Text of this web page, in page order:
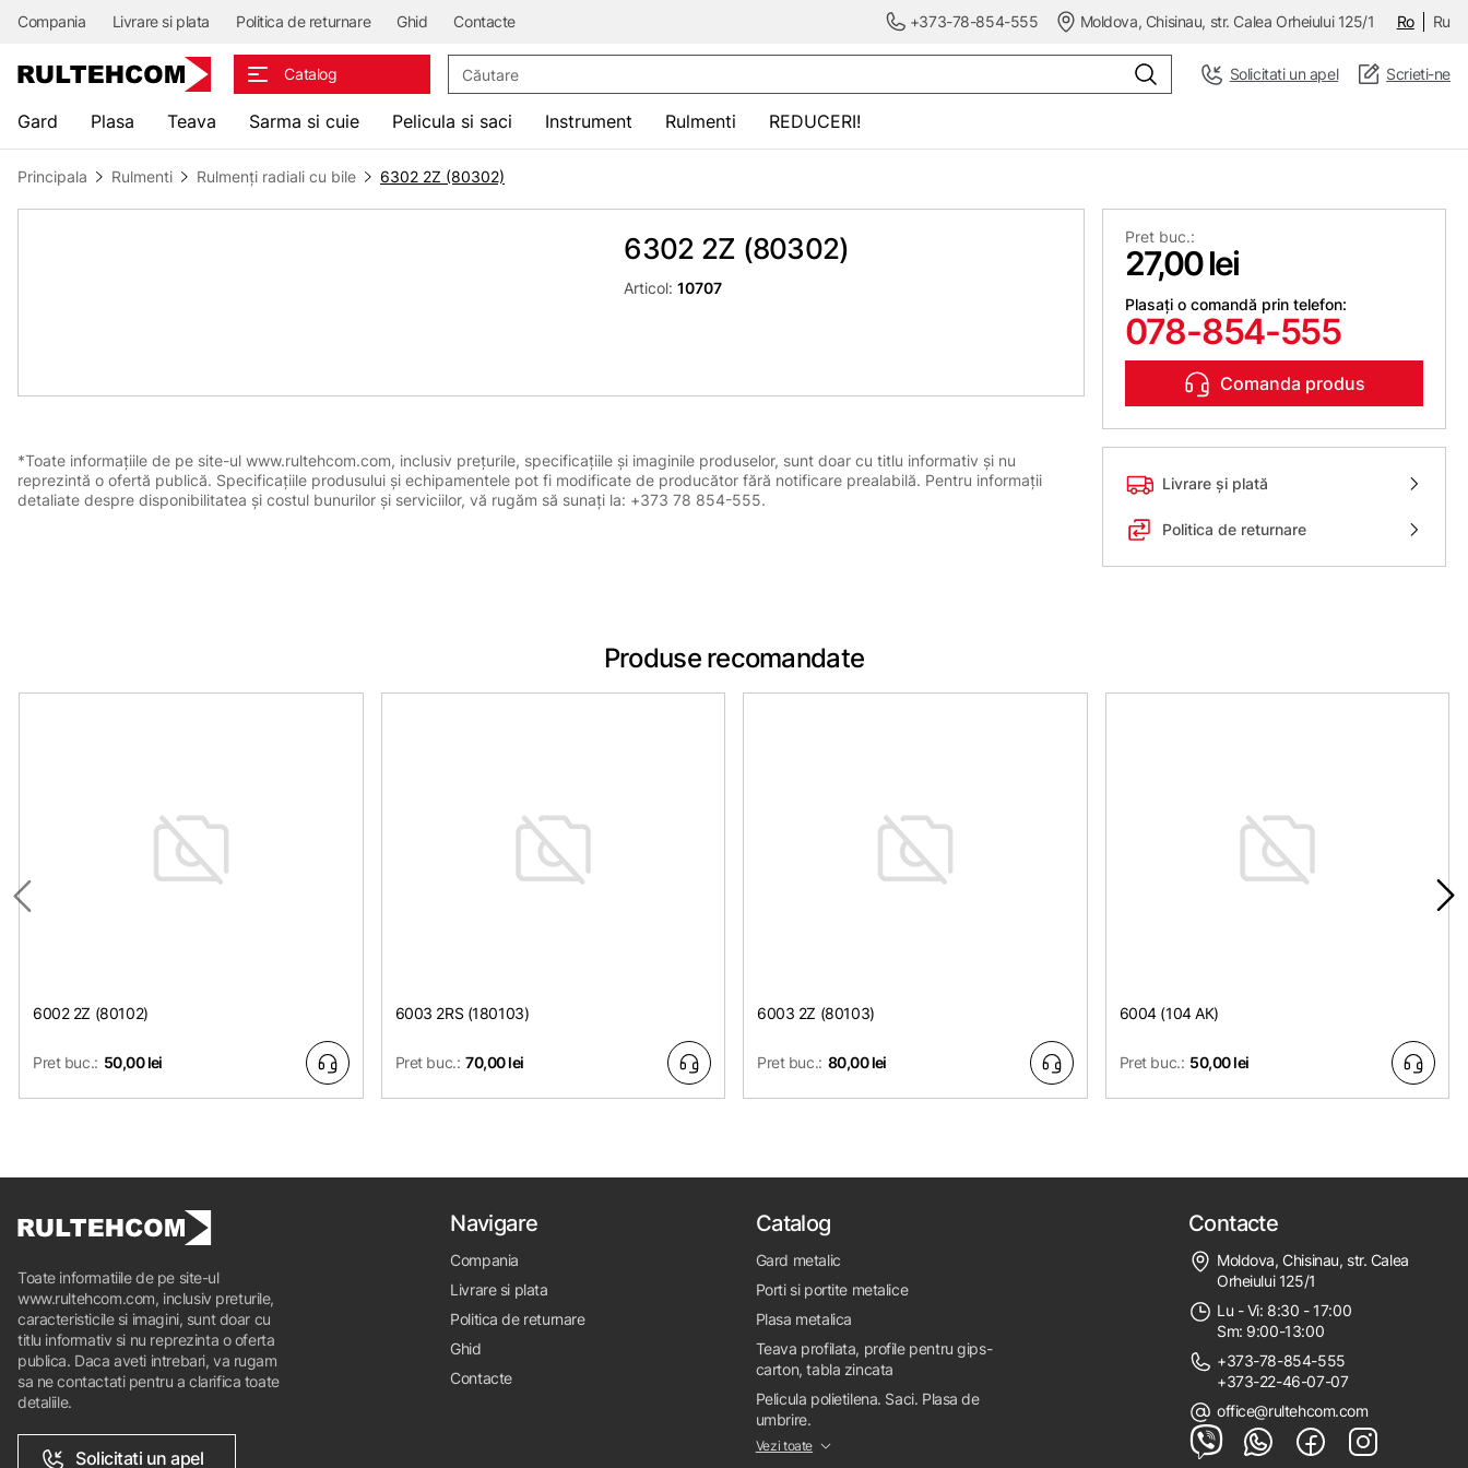
Compania Livrare si plata Politica de returnare Ghid Contacte +373-78-854-555 Moldova, Chisinau, str. Calea Orheiului 125/1 Ro Ru
Catalog Solicitati un apel Scrieti-ne
Gard Plasa Teava Sarma si cuie Pelicula si saci Instrument Rulmenti REDUCERI!
Principala Rulmenti Rulmenți radiali cu bile 6302 2Z (80302)
6302 2Z (80302)
Articol:10707
Pret buc.:
27,00 lei
Plasați o comandă prin telefon:
078-854-555
Comanda produs
Livrare și plată
Politica de returnare
*Toate informațiile de pe site-ul www.rultehcom.com, inclusiv prețurile, specificațiile și imaginile produselor, sunt doar cu titlu informativ și nu
reprezintă o ofertă publică. Specificațiile produsului și echipamentele pot fi modificate de producător fără notificare prealabilă. Pentru informații
detaliate despre disponibilitatea și costul bunurilor și serviciilor, vă rugăm să sunați la: +373 78 854-555.
Produse recomandate
6002 2Z (80102)
Pret buc.: 50,00 lei
6003 2RS (180103)
Pret buc.: 70,00 lei
6003 2Z (80103)
Pret buc.: 80,00 lei
6004 (104 АК)
Pret buc.: 50,00 lei
Toate informatiile de pe site-ul
www.rultehcom.com, inclusiv preturile,
caracteristicile si imagini, sunt doar cu
titlu informativ si nu reprezinta o oferta
publica. Daca aveti intrebari, va rugam
sa ne contactati pentru a clarifica toate
detaliile.
Solicitati un apel
Navigare
Compania
Livrare si plata
Politica de returnare
Ghid
Contacte
Catalog
Gard metalic
Porti si portite metalice
Plasa metalica
Teava profilata, profile pentru gips-
carton, tabla zincata
Pelicula polietilena. Saci. Plasa de
umbrire.
Vezi toate
Contacte
Moldova, Chisinau, str. Calea
Orheiului 125/1
Lu - Vi: 8:30 - 17:00
Sm: 9:00-13:00
+373-78-854-555
+373-22-46-07-07
office@rultehcom.com